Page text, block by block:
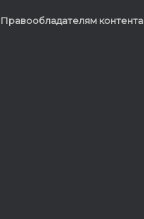
Правообладателям контента